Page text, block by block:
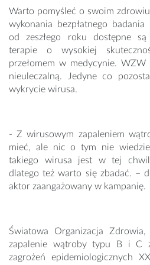
Warto pomyśleć o swoim
wykonania bezpłatnego badania
od zeszłego roku dostępne
terapie o wysokiej
przełomem w medycynie.
nieuleczalną. Jedyne co
wykrycie wirusa.
- Z wirusowym zapaleniem
mieć, ale nic o tym nie
takiego wirusa jest w tej
dlatego też warto się zbadać. –
aktor zaangażowany w kampanię.
Światowa Organizacja
zapalenie wątroby typu B i C
zagrożeń epidemiologicznych